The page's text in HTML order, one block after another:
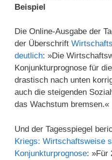
Beispiel
Die Online-Ausgabe der
der Überschrift
deutlich: »Die
Konjunkturprognose für
drastisch nach unten
auch die steigenden
das Wachstum bremsen.«
Und der Tagesspiegel
Kriegs: Wirtschaftsweise
Konjunkturprognose: »Für